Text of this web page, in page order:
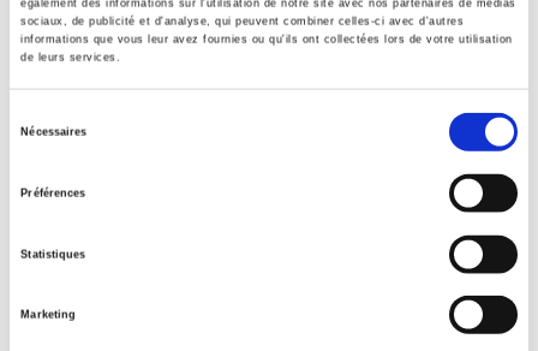
également des informations sur l'utilisation de notre site avec nos partenaires de médias
sociaux, de publicité et d'analyse, qui peuvent combiner celles-ci avec d'autres
informations que vous leur avez fournies ou qu'ils ont collectées lors de votre utilisation
de leurs services.
Nécessaires
Préférences
Statistiques
Marketing
l'Europe